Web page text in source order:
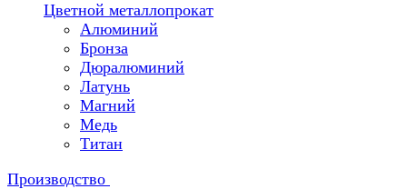
Цветной металлопрокат
Алюминий
Бронза
Дюралюминий
Латунь
Магний
Медь
Титан
Производство